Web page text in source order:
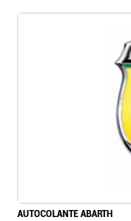
AUTOCOLANTE ABARTH